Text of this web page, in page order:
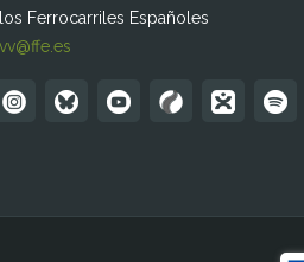
Ferrocarriles Españoles